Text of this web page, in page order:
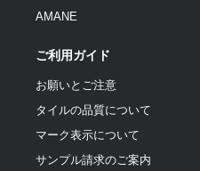
AMANE
ご利用ガイド
お願いとご注意
タイルの品質について
マーク表示について
サンプル請求のご案内